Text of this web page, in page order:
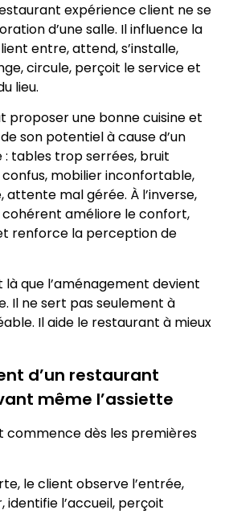
expérience client ne se
d’une salle. Il influence la
entre, attend, s’installe,
circule, perçoit le service et
lieu.
proposer une bonne cuisine et
son potentiel à cause d’un
tables trop serrées, bruit
mobilier inconfortable,
attente mal gérée. À l’inverse,
améliore le confort,
renforce la perception de
là que l’aménagement devient
Il ne sert pas seulement à
Il aide le restaurant à mieux
d’un restaurant
même l’assiette
commence dès les premières
le client observe l’entrée,
l’accueil, perçoit